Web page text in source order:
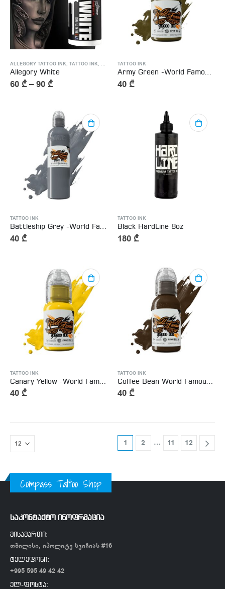
ALLEGORY TATTOO INK, TATTOO INK, WHITE TATTOO INK
Allegory White
60 ₾–90 ₾
TATTOO INK
Army Green -World Famous Tattoo Inks 15ml
40 ₾
TATTOO INK
Battleship Grey -World Famous Tattoo Ink 15ml
40 ₾
TATTOO INK
Black HardLine 8oz
180 ₾
TATTOO INK
40 ₾
TATTOO INK
40 ₾
1 2 … 11 12
Compass Tattoo Shop
საკონტაქტო ინოფრმაცია
მისამართი:
თბილისი, იპოლიტე ხვიჩიას #16
ტელეფონი:
+995 595 49 42 42
ელ-ფოსტა: